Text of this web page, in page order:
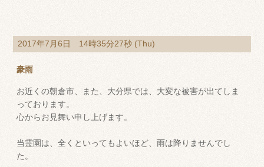
2017年7月6日 14時35分27秒 (Thu)
豪雨
お近くの朝倉市、また、大分県では、大変な被害が出てしま
っております。
心からお見舞い申し上げます。
当霊園は、全くといってもよいほど、雨は降りませんでし
た。